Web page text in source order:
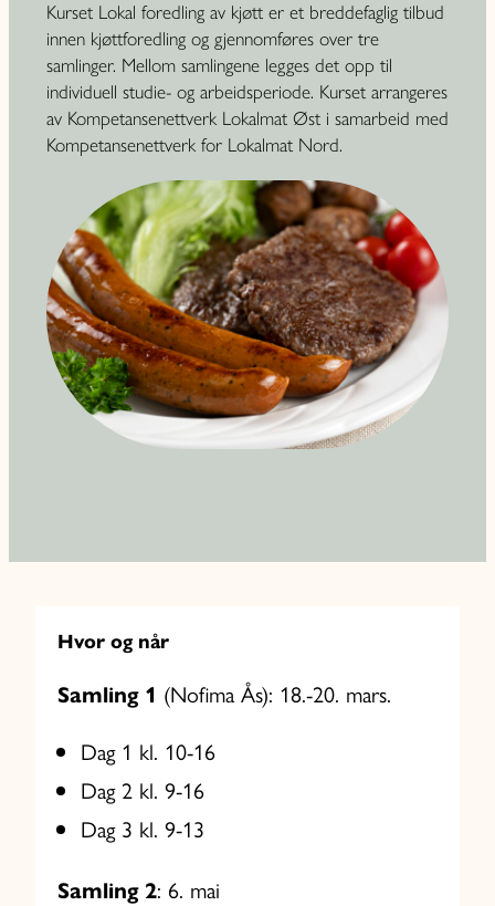
Kurset Lokal foredling av kjøtt er et breddefaglig tilbud
innen kjøttforedling og gjennomføres over tre
samlinger. Mellom samlingene legges det opp til
individuell studie- og arbeidsperiode. Kurset arrangeres
av Kompetansenettverk Lokalmat Øst i samarbeid med
Kompetansenettverk for Lokalmat Nord.
Hvor og når
Samling 1 (Nofima Ås): 18.-20. mars.
Dag 1 kl. 10-16
Dag 2 kl. 9-16
Dag 3 kl. 9-13
Samling 2: 6. mai